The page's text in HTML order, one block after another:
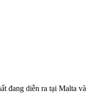
đang diễn ra tại Malta và